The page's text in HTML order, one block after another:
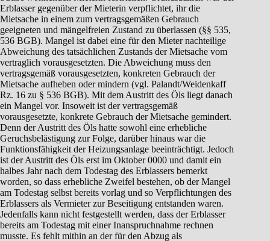
Erblasser gegenüber der Mieterin verpflichtet, ihr die
Mietsache in einem zum vertragsgemäßen Gebrauch
geeigneten und mängelfreien Zustand zu überlassen (§§ 535,
536 BGB). Mangel ist dabei eine für den Mieter nachteilige
Abweichung des tatsächlichen Zustands der Mietsache vom
vertraglich vorausgesetzten. Die Abweichung muss den
vertragsgemäß vorausgesetzten, konkreten Gebrauch der
Mietsache aufheben oder mindern (vgl. Palandt/Weidenkaff
Rz. 16 zu § 536 BGB). Mit dem Austritt des Öls liegt danach
ein Mangel vor. Insoweit ist der vertragsgemäß
vorausgesetzte, konkrete Gebrauch der Mietsache gemindert.
Denn der Austritt des Öls hatte sowohl eine erhebliche
Geruchsbelästigung zur Folge, darüber hinaus war die
Funktionsfähigkeit der Heizungsanlage beeinträchtigt. Jedoch
ist der Austritt des Öls erst im Oktober 0000 und damit ein
halbes Jahr nach dem Todestag des Erblassers bemerkt
worden, so dass erhebliche Zweifel bestehen, ob der Mangel
am Todestag selbst bereits vorlag und so Verpflichtungen des
Erblassers als Vermieter zur Beseitigung entstanden waren.
Jedenfalls kann nicht festgestellt werden, dass der Erblasser
bereits am Todestag mit einer Inanspruchnahme rechnen
musste. Es fehlt mithin an der für den Abzug als